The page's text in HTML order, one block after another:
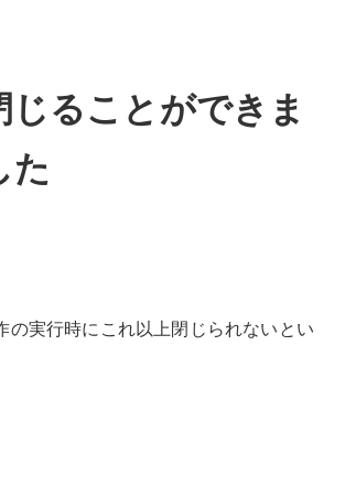
じることができま
た
の実行時にこれ以上閉じられないとい